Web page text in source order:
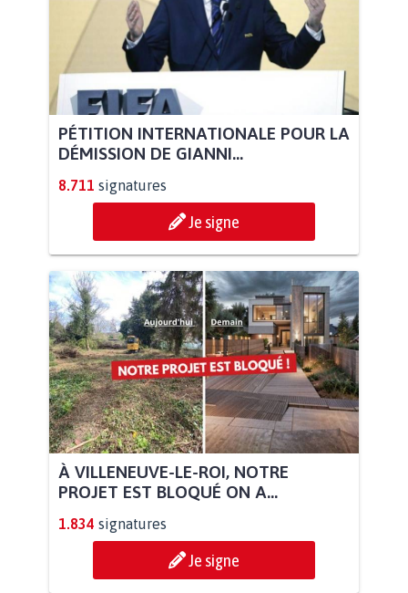
PÉTITION INTERNATIONALE POUR LA
DÉMISSION DE GIANNI...
8.711 signatures
Je signe
À VILLENEUVE-LE-ROI, NOTRE
PROJET EST BLOQUÉ ON A...
1.834 signatures
Je signe